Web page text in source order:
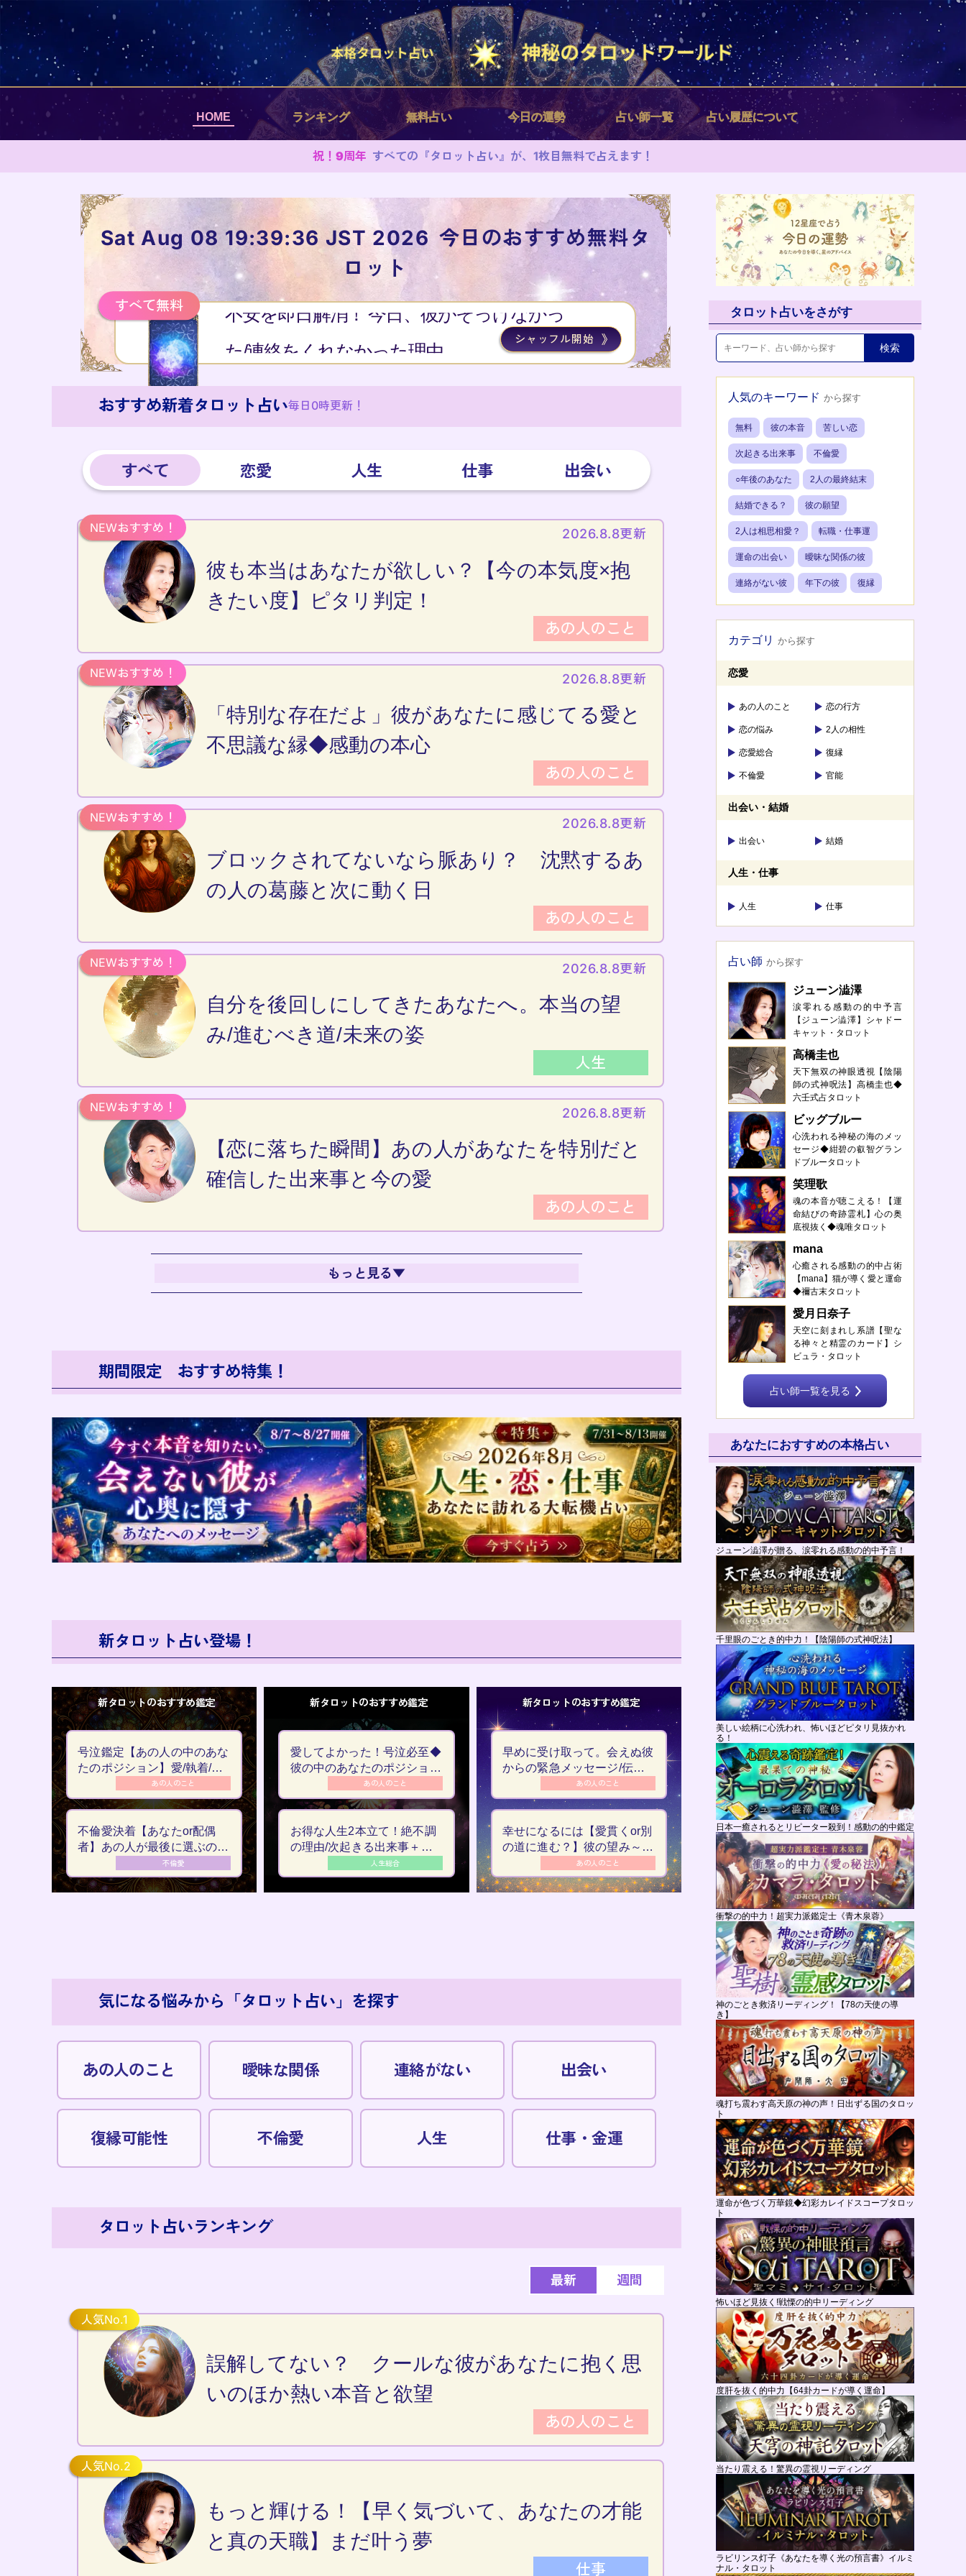
HOME ランキング 無料占い 今日の運勢 占い師一覧 占い履歴について
祝！9周年 すべての『タロット占い』が、1枚目無料で占えます！
Sat Aug 08 19:39:36 JST 2026 今日のおすすめ無料タ
ロット
不安を即日解消！ 今日、彼がそっけなかっ
た/連絡をくれなかった理由
シャッフル開始
すべて無料
おすすめ新着タロット占い毎日0時更新！
すべて 恋愛 人生 仕事 出会い
あの人のこと
2026.8.8更新
彼も本当はあなたが欲しい？【今の本気度×抱
きたい度】ピタリ判定！
あの人のこと
2026.8.8更新
「特別な存在だよ」彼があなたに感じてる愛と
不思議な縁◆感動の本心
あの人のこと
2026.8.8更新
ブロックされてないなら脈あり？ 沈黙するあ
の人の葛藤と次に動く日
人生
2026.8.8更新
自分を後回しにしてきたあなたへ。本当の望
み/進むべき道/未来の姿
あの人のこと
2026.8.8更新
【恋に落ちた瞬間】あの人があなたを特別だと
確信した出来事と今の愛
もっと見る▼
期間限定 おすすめ特集！
新タロット占い登場！
新タロットのおすすめ鑑定
あの人のこと
号泣鑑定【あの人の中のあな
たのポジション】愛/執着/結
不倫愛
不倫愛決着【あなたor配偶
者】あの人が最後に選ぶのは
新タロットのおすすめ鑑定
あの人のこと
愛してよかった！号泣必至◆
彼の中のあなたのポジショ
人生総合
お得な人生2本立て！絶不調
の理由/次起きる出来事＋仕
事の未来と天職
新タロットのおすすめ鑑定
あの人のこと
早めに受け取って。会えぬ彼
からの緊急メッセージ/伝え
あの人のこと
幸せになるには【愛貫くor別
の道に進む？】彼の望み～リ
気になる悩みから「タロット占い」を探す
あの人のこと 曖昧な関係 連絡がない 出会い
復縁可能性 不倫愛 人生 仕事・金運
タロット占いランキング
最新 週間
あの人のこと
誤解してない？ クールな彼があなたに抱く思
いのほか熱い本音と欲望
仕事
もっと輝ける！【早く気づいて、あなたの才能
と真の天職】まだ叶う夢
タロット占いをさがす
人気のキーワード から探す
無料 彼の本音 苦しい恋
次起きる出来事 不倫愛
○年後のあなた 2人の最終結末
結婚できる？ 彼の願望
2人は相思相愛？ 転職・仕事運
運命の出会い 曖昧な関係の彼
連絡がない彼 年下の彼 復縁
カテゴリ から探す
恋愛
あの人のこと 恋の行方
恋の悩み 2人の相性
恋愛総合 復縁
不倫愛 官能
出会い・結婚
出会い 結婚
人生・仕事
人生 仕事
占い師 から探す
ジューン澁澤
涙零れる感動の的中予言
【ジューン澁澤】シャドー
キャット・タロット
高橋圭也
天下無双の神眼透視【陰陽
師の式神呪法】高橋圭也◆
六壬式占タロット
ビッグブルー
心洗われる神秘の海のメッ
セージ◆紺碧の叡智グラン
ドブルータロット
笑理歌
魂の本音が聴こえる！【運
命結びの奇跡霊札】心の奥
底視抜く◆魂唯タロット
mana
心癒される感動の的中占術
【mana】猫が導く愛と運命
◆禰古末タロット
愛月日奈子
天空に刻まれし系譜【聖な
る神々と精霊のカード】シ
ビュラ・タロット
占い師一覧を見る
あなたにおすすめの本格占い
ジューン澁澤が贈る、涙零れる感動の的中予言！
千里眼のごとき的中力！【陰陽師の式神呪法】
美しい絵柄に心洗われ、怖いほどピタリ見抜かれ
る！
日本一癒されるとリピーター殺到！感動の的中鑑定
衝撃の的中力！超実力派鑑定士《青木泉蓉》
神のごとき救済リーディング！【78の天使の導
き】
魂打ち震わす高天原の神の声！日出ずる国のタロッ
ト
運命が色づく万華鏡◆幻彩カレイドスコープタロッ
ト
怖いほど見抜く!戦慄の的中リーディング
度肝を抜く的中力【64卦カードが導く運命】
当たり震える！驚異の霊視リーディング
ラビリンス灯子《あなたを導く光の預言書》イルミ
ナル・タロット